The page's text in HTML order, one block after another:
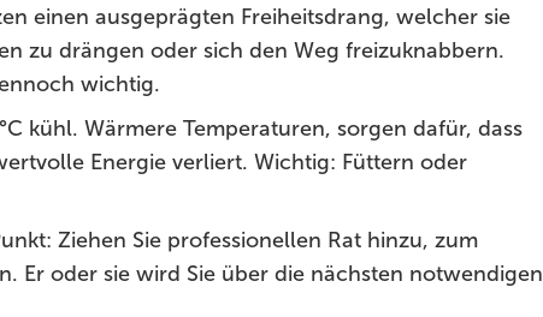
einen ausgeprägten Freiheitsdrang, welcher sie
zu drängen oder sich den Weg freizuknabbern.
wichtig.
kühl. Wärmere Temperaturen, sorgen dafür, dass
Energie verliert. Wichtig: Füttern oder
Ziehen Sie professionellen Rat hinzu, zum
Er oder sie wird Sie über die nächsten notwendigen